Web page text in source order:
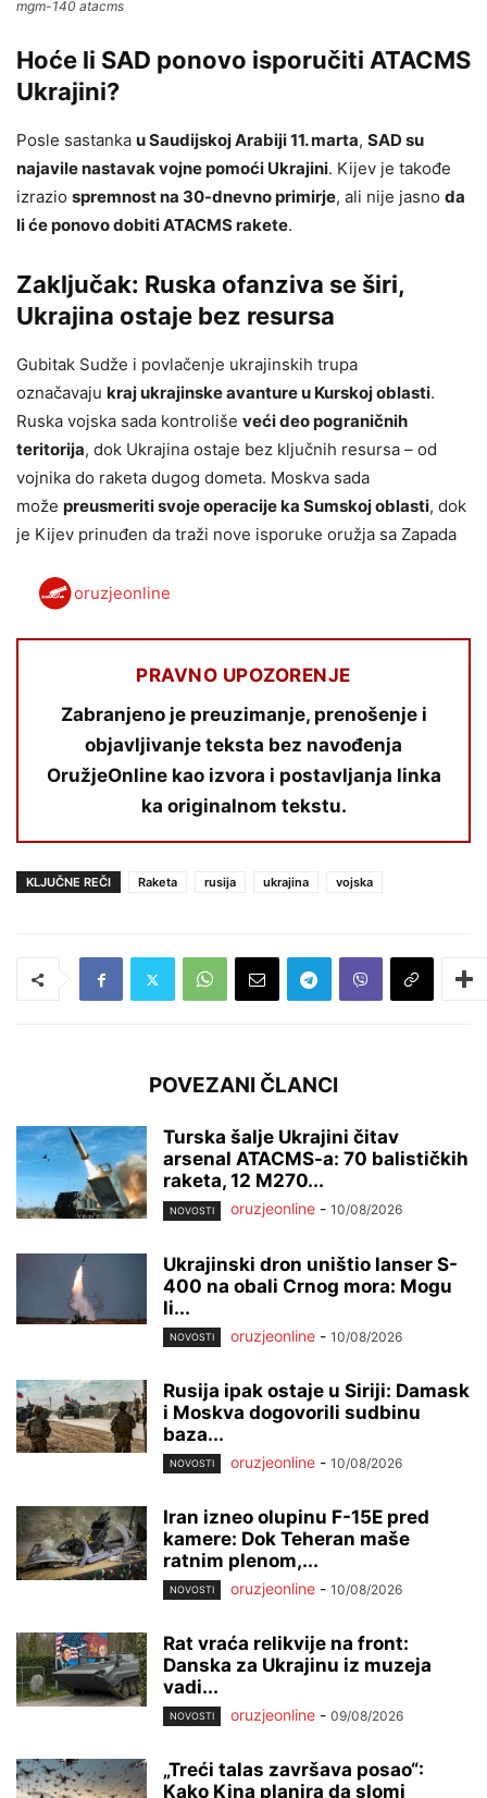
mgm-140 atacms
Hoće li SAD ponovo isporučiti ATACMS
Ukrajini?
Posle sastanka u Saudijskoj Arabiji 11. marta, SAD su
najavile nastavak vojne pomoći Ukrajini. Kijev je takođe
izrazio spremnost na 30-dnevno primirje, ali nije jasno da
li će ponovo dobiti ATACMS rakete.
Zaključak: Ruska ofanziva se širi,
Ukrajina ostaje bez resursa
Gubitak Sudže i povlačenje ukrajinskih trupa
označavaju kraj ukrajinske avanture u Kurskoj oblasti.
Ruska vojska sada kontroliše veći deo pograničnih
teritorija, dok Ukrajina ostaje bez ključnih resursa – od
vojnika do raketa dugog dometa. Moskva sada
može preusmeriti svoje operacije ka Sumskoj oblasti, dok
je Kijev prinuđen da traži nove isporuke oružja sa Zapada
oruzjeonline
PRAVNO UPOZORENJE
Zabranjeno je preuzimanje, prenošenje i
objavljivanje teksta bez navođenja
OružjeOnline kao izvora i postavljanja linka
ka originalnom tekstu.
KLJUČNE REČI Raketa rusija ukrajina vojska
POVEZANI ČLANCI
Turska šalje Ukrajini čitav
arsenal ATACMS-a: 70 balističkih
raketa, 12 M270...
NOVOSTI oruzjeonline - 10/08/2026
Ukrajinski dron uništio lanser S-
400 na obali Crnog mora: Mogu
li...
NOVOSTI oruzjeonline - 10/08/2026
Rusija ipak ostaje u Siriji: Damask
i Moskva dogovorili sudbinu
baza...
NOVOSTI oruzjeonline - 10/08/2026
Iran izneo olupinu F-15E pred
kamere: Dok Teheran maše
ratnim plenom,...
NOVOSTI oruzjeonline - 10/08/2026
Rat vraća relikvije na front:
Danska za Ukrajinu iz muzeja
vadi...
NOVOSTI oruzjeonline - 09/08/2026
„Treći talas završava posao“:
Kako Kina planira da slomi